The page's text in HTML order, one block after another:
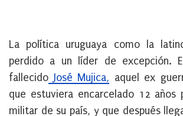
La política uruguaya como la
perdido a un líder de excepción.
fallecido José Mujica, aquel ex
que estuviera encarcelado 12 años
militar de su país, y que después